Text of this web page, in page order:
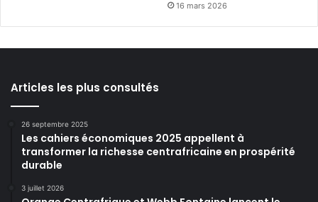
16 mars 2026
Articles les plus consultés
26 septembre 2025
Les cahiers économiques 2025 appellent à
transformer la richesse centrafricaine en prospérité
durable
3 juillet 2026